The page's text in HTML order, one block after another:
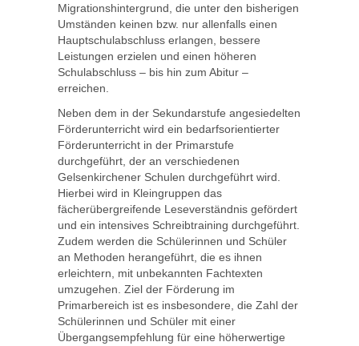
Migrationshintergrund, die unter den bisherigen
Umständen keinen bzw. nur allenfalls einen
Hauptschulabschluss erlangen, bessere
Leistungen erzielen und einen höheren
Schulabschluss – bis hin zum Abitur –
erreichen.
Neben dem in der Sekundarstufe angesiedelten
Förderunterricht wird ein bedarfsorientierter
Förderunterricht in der Primarstufe
durchgeführt, der an verschiedenen
Gelsenkirchener Schulen durchgeführt wird.
Hierbei wird in Kleingruppen das
fächerübergreifende Leseverständnis gefördert
und ein intensives Schreibtraining durchgeführt.
Zudem werden die Schülerinnen und Schüler
an Methoden herangeführt, die es ihnen
erleichtern, mit unbekannten Fachtexten
umzugehen. Ziel der Förderung im
Primarbereich ist es insbesondere, die Zahl der
Schülerinnen und Schüler mit einer
Übergangsempfehlung für eine höherwertige